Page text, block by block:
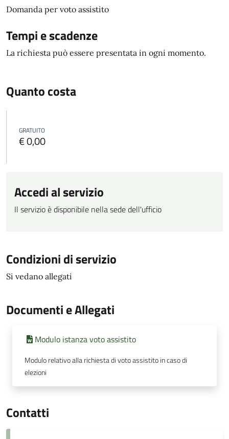
Domanda per voto assistito
Tempi e scadenze
La richiesta può essere presentata in ogni momento.
Quanto costa
GRATUITO
€ 0,00
Accedi al servizio
Il servizio è disponibile nella sede dell'ufficio
Condizioni di servizio
Si vedano allegati
Documenti e Allegati
Modulo istanza voto assistito
Modulo relativo alla richiesta di voto assistito in caso di
elezioni
Contatti